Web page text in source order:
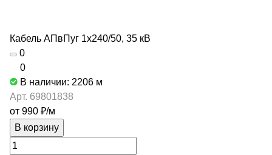
Кабель АПвПуг 1х240/50, 35 кВ
0
0
В наличии: 2206 м
Арт. 69801838
от 990 ₽/м
В корзину